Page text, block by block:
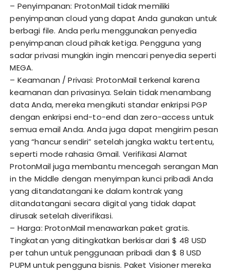
– Penyimpanan: ProtonMail tidak memiliki
penyimpanan cloud yang dapat Anda gunakan untuk
berbagi file. Anda perlu menggunakan penyedia
penyimpanan cloud pihak ketiga. Pengguna yang
sadar privasi mungkin ingin mencari penyedia seperti
MEGA.
– Keamanan / Privasi: ProtonMail terkenal karena
keamanan dan privasinya. Selain tidak menambang
data Anda, mereka mengikuti standar enkripsi PGP
dengan enkripsi end-to-end dan zero-access untuk
semua email Anda. Anda juga dapat mengirim pesan
yang “hancur sendiri” setelah jangka waktu tertentu,
seperti mode rahasia Gmail. Verifikasi Alamat
ProtonMail juga membantu mencegah serangan Man
in the Middle dengan menyimpan kunci pribadi Anda
yang ditandatangani ke dalam kontrak yang
ditandatangani secara digital yang tidak dapat
dirusak setelah diverifikasi.
– Harga: ProtonMail menawarkan paket gratis.
Tingkatan yang ditingkatkan berkisar dari $ 48 USD
per tahun untuk penggunaan pribadi dan $ 8 USD
PUPM untuk pengguna bisnis. Paket Visioner mereka